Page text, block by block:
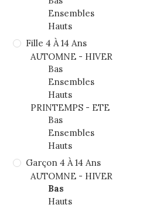
Ensembles
Hauts
Fille 4 À 14 Ans
AUTOMNE - HIVER
Bas
Ensembles
Hauts
PRINTEMPS - ETE
Bas
Ensembles
Hauts
Garçon 4 À 14 Ans
AUTOMNE - HIVER
Bas
Hauts